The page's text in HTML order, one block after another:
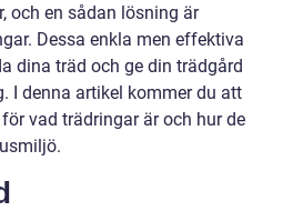
och en sådan lösning är
Dessa enkla men effektiva
dina träd och ge din trädgård
I denna artikel kommer du att
vad trädringar är och hur de